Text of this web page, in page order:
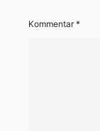
Kommentar*